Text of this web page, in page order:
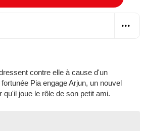
contre elle à cause d'un
Pia engage Arjun, un nouvel
qu'il joue le rôle de son petit ami.